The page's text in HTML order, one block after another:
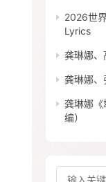
2026世
Lyrics
龚琳娜、
龚琳娜、
龚琳娜《
编）